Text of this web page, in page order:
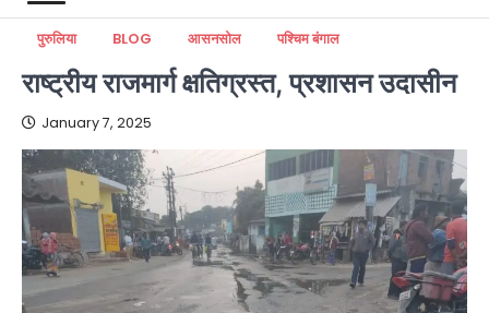
पुरुलिया BLOG आसनसोल पश्चिम बंगाल
राष्ट्रीय राजमार्ग क्षतिग्रस्त, प्रशासन उदासीन
January 7, 2025